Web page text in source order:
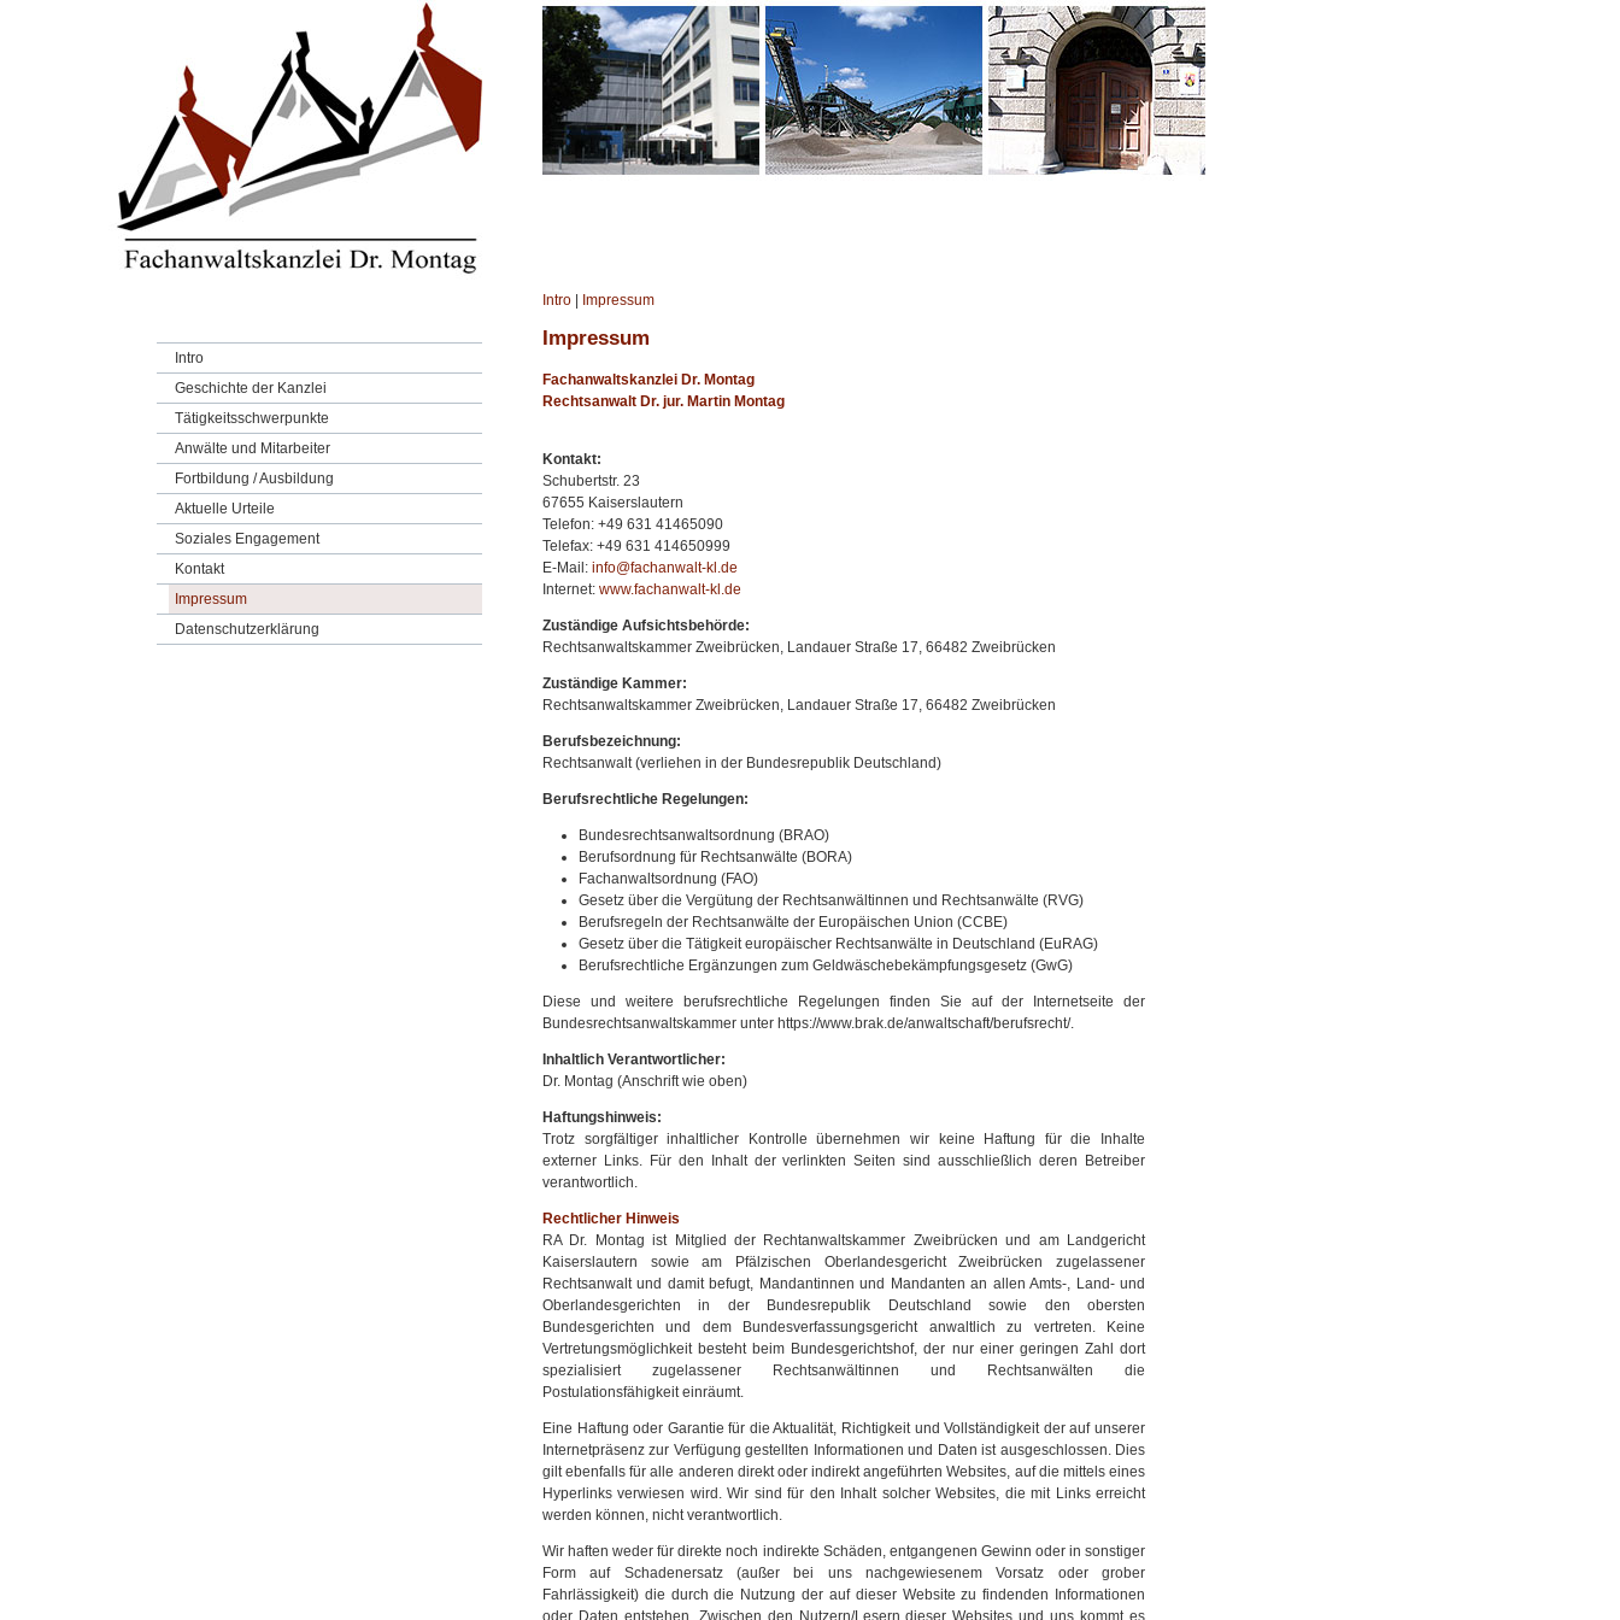
Intro
Geschichte der Kanzlei
Tätigkeitsschwerpunkte
Anwälte und Mitarbeiter
Fortbildung / Ausbildung
Aktuelle Urteile
Soziales Engagement
Kontakt
Impressum
Datenschutzerklärung
Intro Impressum
Impressum
Fachanwaltskanzlei Dr. Montag
Rechtsanwalt Dr. jur. Martin Montag
Kontakt:
Schubertstr. 23
67655 Kaiserslautern
Telefon: +49 631 41465090
Telefax: +49 631 414650999
E-Mail: info@fachanwalt-kl.de
Internet: www.fachanwalt-kl.de
Zuständige Aufsichtsbehörde:
Rechtsanwaltskammer Zweibrücken, Landauer Straße 17, 66482 Zweibrücken
Zuständige Kammer:
Rechtsanwaltskammer Zweibrücken, Landauer Straße 17, 66482 Zweibrücken
Berufsbezeichnung:
Rechtsanwalt (verliehen in der Bundesrepublik Deutschland)
Berufsrechtliche Regelungen:
Bundesrechtsanwaltsordnung (BRAO)
Berufsordnung für Rechtsanwälte (BORA)
Fachanwaltsordnung (FAO)
Gesetz über die Vergütung der Rechtsanwältinnen und Rechtsanwälte (RVG)
Berufsregeln der Rechtsanwälte der Europäischen Union (CCBE)
Gesetz über die Tätigkeit europäischer Rechtsanwälte in Deutschland (EuRAG)
Berufsrechtliche Ergänzungen zum Geldwäschebekämpfungsgesetz (GwG)
Diese und weitere berufsrechtliche Regelungen finden Sie auf der Internetseite der
Bundesrechtsanwaltskammer unter https://www.brak.de/anwaltschaft/berufsrecht/.
Inhaltlich Verantwortlicher:
Dr. Montag (Anschrift wie oben)
Haftungshinweis:
Trotz sorgfältiger inhaltlicher Kontrolle übernehmen wir keine Haftung für die Inhalte
externer Links. Für den Inhalt der verlinkten Seiten sind ausschließlich deren Betreiber
verantwortlich.
Rechtlicher Hinweis
RA Dr. Montag ist Mitglied der Rechtanwaltskammer Zweibrücken und am Landgericht
Kaiserslautern sowie am Pfälzischen Oberlandesgericht Zweibrücken zugelassener
Rechtsanwalt und damit befugt, Mandantinnen und Mandanten an allen Amts-, Land- und
Oberlandesgerichten in der Bundesrepublik Deutschland sowie den obersten
Bundesgerichten und dem Bundesverfassungsgericht anwaltlich zu vertreten. Keine
Vertretungsmöglichkeit besteht beim Bundesgerichtshof, der nur einer geringen Zahl dort
spezialisiert zugelassener Rechtsanwältinnen und Rechtsanwälten die
Postulationsfähigkeit einräumt.
Eine Haftung oder Garantie für die Aktualität, Richtigkeit und Vollständigkeit der auf unserer
Internetpräsenz zur Verfügung gestellten Informationen und Daten ist ausgeschlossen. Dies
gilt ebenfalls für alle anderen direkt oder indirekt angeführten Websites, auf die mittels eines
Hyperlinks verwiesen wird. Wir sind für den Inhalt solcher Websites, die mit Links erreicht
werden können, nicht verantwortlich.
Wir haften weder für direkte noch indirekte Schäden, entgangenen Gewinn oder in sonstiger
Form auf Schadenersatz (außer bei uns nachgewiesenem Vorsatz oder grober
Fahrlässigkeit) die durch die Nutzung der auf dieser Website zu findenden Informationen
oder Daten entstehen. Zwischen den Nutzern/Lesern dieser Websites und uns kommt es